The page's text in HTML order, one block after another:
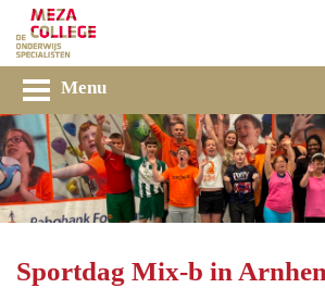
Menu
Sportdag Mix-b in